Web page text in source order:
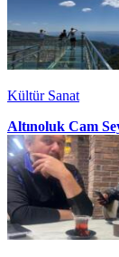
Kültür Sanat
Altınoluk Cam